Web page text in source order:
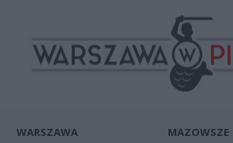
WARSZAWA MAZOWSZE